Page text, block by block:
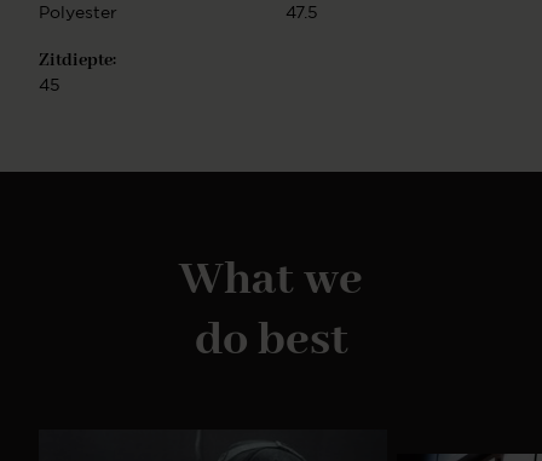
Polyester 47.5
Zitdiepte:
45
What we
do best